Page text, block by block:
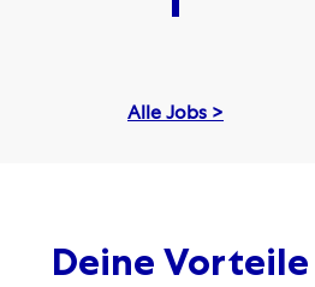
Alle Jobs >
Deine Vorteile